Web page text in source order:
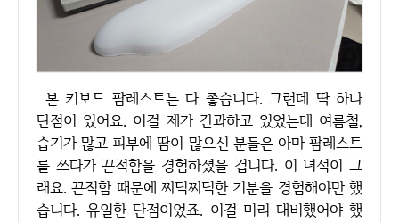
본 키보드 팜레스트는 다 좋습니다. 그런데 딱 하나
단점이 있어요. 이걸 제가 간과하고 있었는데 여름철,
습기가 많고 피부에 땀이 많으신 분들은 아마 팜레스트
를 쓰다가 끈적함을 경험하셨을 겁니다. 이 녀석이 그
래요. 끈적함 때문에 찌덕찌덕한 기분을 경험해야만 했
습니다. 유일한 단점이었죠. 이걸 미리 대비했어야 했